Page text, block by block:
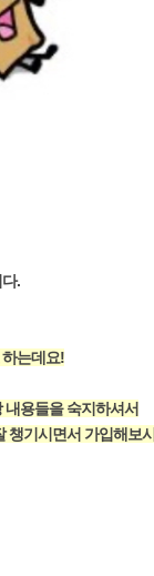
.
는데요!
내용들을 숙지하셔서
챙기시면서 가입해보